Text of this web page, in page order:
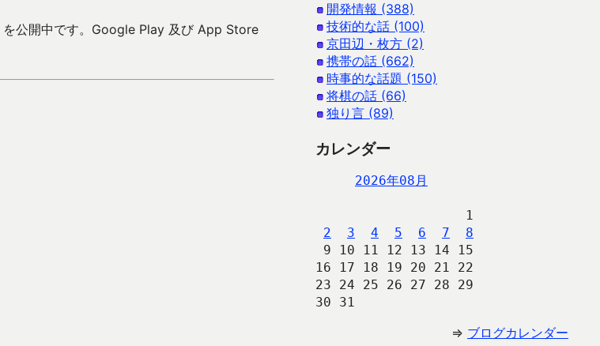
を公開中です。Google Play 及び App Store
開発情報 (388)
技術的な話 (100)
京田辺・枚方 (2)
携帯の話 (662)
時事的な話題 (150)
将棋の話 (66)
独り言 (89)
カレンダー
2026年08月
                   1
2
3 4 5 6 7
8
9 10 11 12 13 14 15
16 17 18 19 20 21 22
23 24 25 26 27 28 29
30 31
⇒ ブログカレンダー